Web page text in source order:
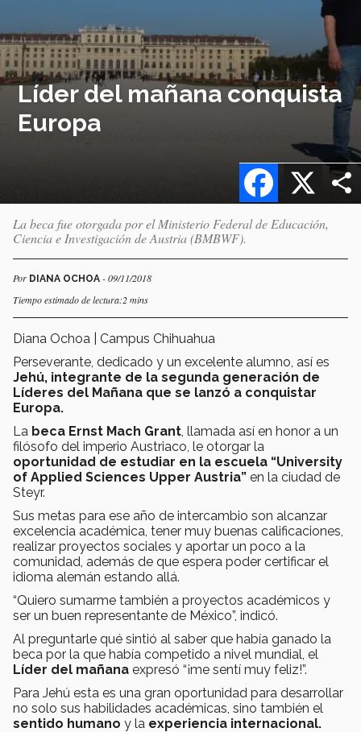
Líder del mañana conquista
Europa
X
Facebook
La beca fue otorgada por el Ministerio Federal de Educación,
Ciencia e Investigación de Austria (BMBWF).
Por DIANA OCHOA - 09/11/2018
Tiempo estimado de lectura:2 mins
Diana Ochoa | Campus Chihuahua
Perseverante, dedicado y un excelente alumno, así es
Jehú, integrante de la segunda generación de
Líderes del Mañana que se lanzó a conquistar
Europa.
La beca Ernst Mach Grant , llamada así en honor a un
filósofo del imperio Austriaco, le otorgar la
oportunidad de estudiar en la escuela “University
of Applied Sciences Upper Austria” en la ciudad de
Steyr.
Sus metas para ese año de intercambio son alcanzar
excelencia académica, tener muy buenas calificaciones,
realizar proyectos sociales y aportar un poco a la
comunidad, además de que espera poder certificar el
idioma alemán estando allá.
“Quiero sumarme también a proyectos académicos y
ser un buen representante de México”, indicó.
Al preguntarle qué sintió al saber que había ganado la
beca por la que había competido a nivel mundial, el
Líder del mañana expresó “¡me sentí muy feliz!”.
Para Jehú esta es una gran oportunidad para desarrollar
no solo sus habilidades académicas, sino también el
sentido humano y la experiencia internacional.